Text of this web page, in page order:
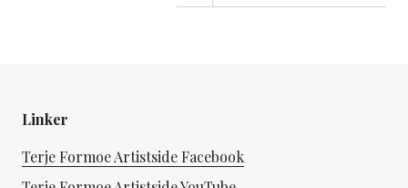
Linker
Terje Formoe Artistside Facebook